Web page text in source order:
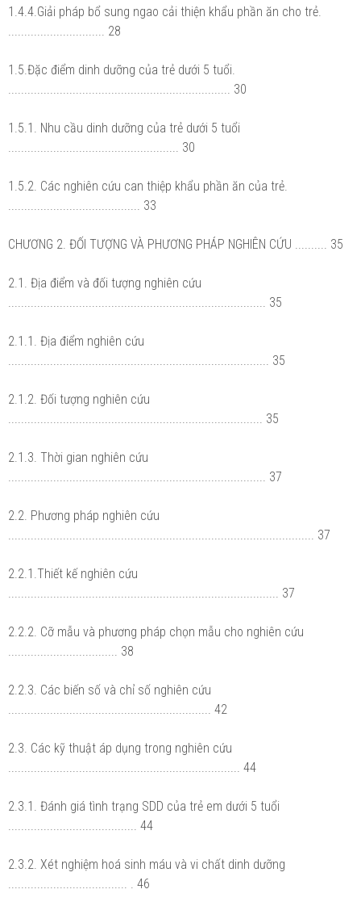
1.4.4.Giải pháp bổ sung ngao cải thiện khẩu phần ăn cho trẻ.
.............................. 28
1.5.Đặc điểm dinh dưỡng của trẻ dưới 5 tuổi.
..................................................................... 30
1.5.1. Nhu cầu dinh dưỡng của trẻ dưới 5 tuổi
..................................................... 30
1.5.2. Các nghiên cứu can thiệp khẩu phần ăn của trẻ.
......................................... 33
CHƯƠNG 2. ĐỐI TƯỢNG VÀ PHƯƠNG PHÁP NGHIÊN CỨU .......... 35
2.1. Địa điểm và đối tượng nghiên cứu
................................................................................ 35
2.1.1. Địa điểm nghiên cứu
................................................................................. 35
2.1.2. Đối tượng nghiên cứu
............................................................................... 35
2.1.3. Thời gian nghiên cứu
................................................................................ 37
2.2. Phương pháp nghiên cứu
............................................................................................... 37
2.2.1.Thiết kế nghiên cứu
.................................................................................... 37
2.2.2. Cỡ mẫu và phương pháp chọn mẫu cho nghiên cứu
.................................. 38
2.2.3. Các biến số và chỉ số nghiên cứu
............................................................... 42
2.3. Các kỹ thuật áp dụng trong nghiên cứu
........................................................................ 44
2.3.1. Đánh giá tình trạng SDD của trẻ em dưới 5 tuổi
........................................ 44
2.3.2. Xét nghiệm hoá sinh máu và vi chất dinh dưỡng
..................................... . 46